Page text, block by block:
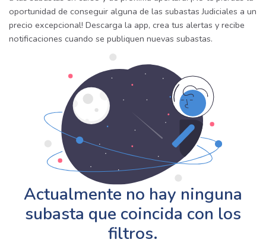
oportunidad de conseguir alguna de las subastas Judiciales a un
precio excepcional! Descarga la app, crea tus alertas y recibe
notificaciones cuando se publiquen nuevas subastas.
Actualmente no hay ninguna
subasta que coincida con los
filtros.